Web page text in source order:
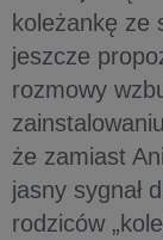
koleżankę ze
jeszcze
rozmowy
że zamiast
jasny sygnał
rodziców